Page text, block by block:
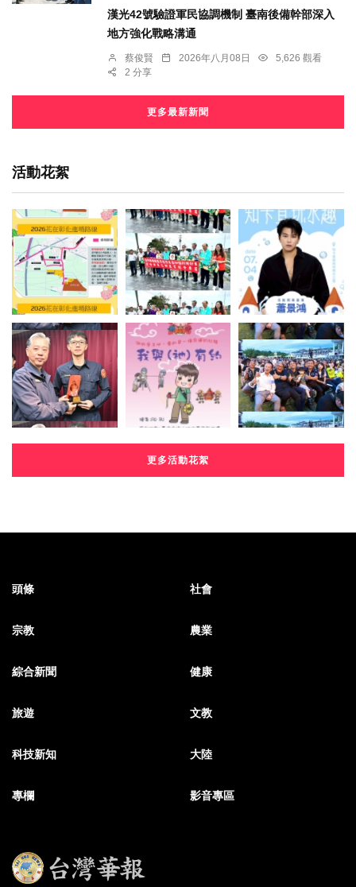
漢光42號驗證軍民協調機制 臺南後備幹部深入
地方強化戰略溝通
蔡俊賢 2026年八月08日
5,626 觀看
2 分享
更多最新新聞
活動花絮
更多活動花絮
頭條 社會
宗教 農業
綜合新聞 健康
旅遊 文教
科技新知 大陸
專欄 影音專區